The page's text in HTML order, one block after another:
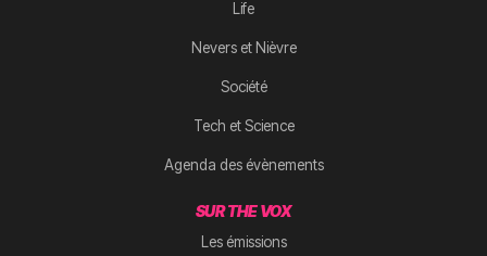
Life
Nevers et Nièvre
Société
Tech et Science
Agenda des évènements
SUR THE VOX
Les émissions